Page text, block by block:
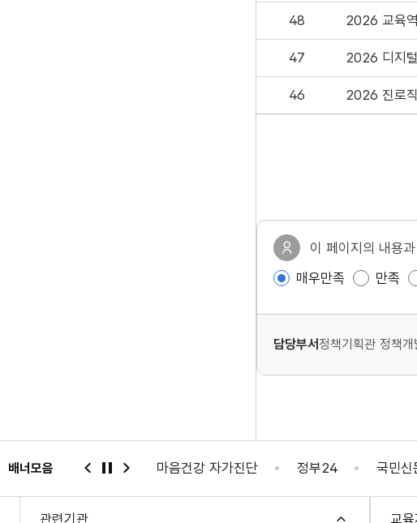
48 2026 교육
47 2026 디지
46 2026 진로
이 페이지의 내용
매우만족
만족
담당부서정책기획관 정책개
배너모음
자가진단 마음건강 자가진단 정부24 국민신문고
관련기관 교육